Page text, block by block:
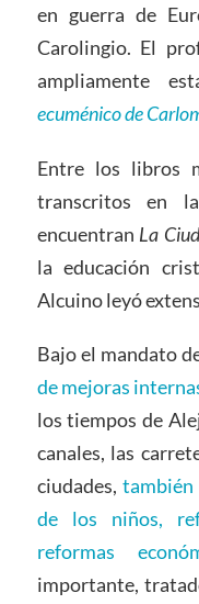
en guerra de
Carolingio. El
ampliamente
ecuménico de
Entre los libros
transcritos en
encuentran La C
la educación
Alcuino leyó
Bajo el mandato
de mejoras
los tiempos de
canales, las
ciudades,también
de los niños,
reformas
importante,